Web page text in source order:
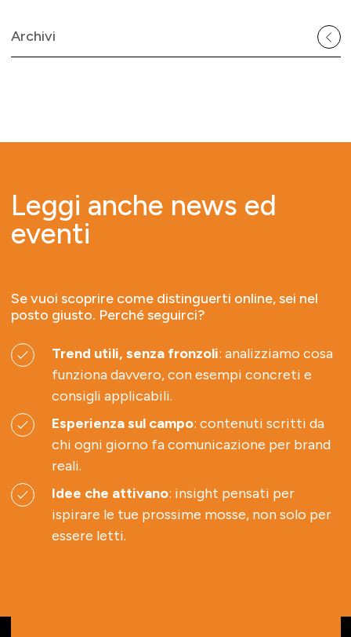
Archivi
Leggi anche news ed
eventi
Se vuoi scoprire come distinguerti online, sei nel
posto giusto. Perché seguirci?
Trend utili, senza fronzoli: analizziamo cosa
funziona davvero, con esempi concreti e
consigli applicabili.
Esperienza sul campo: contenuti scritti da
chi ogni giorno fa comunicazione per brand
reali.
Idee che attivano: insight pensati per
ispirare le tue prossime mosse, non solo per
essere letti.